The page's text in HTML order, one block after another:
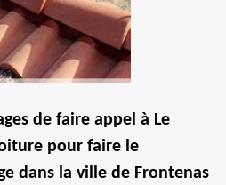
de faire appel à Le
pour faire le
dans la ville de Frontenas